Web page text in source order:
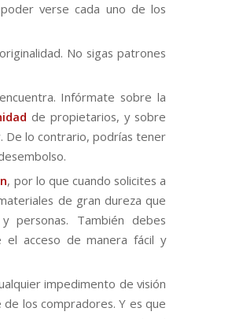
verse cada uno de los
No sigas patrones
Infórmate sobre la
de propietarios, y sobre
De lo contrario, podrías tener
, por lo que cuando solicites a
de gran dureza que
personas. También debes
acceso de manera fácil y
impedimento de visión
los compradores. Y es que